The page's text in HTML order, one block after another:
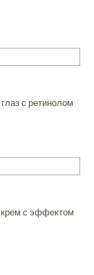
с ретинолом
с эффектом